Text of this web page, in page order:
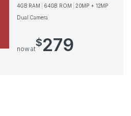
4GB RAM 64GB ROM
20MP + 12MP
Dual Camera
now at
$279